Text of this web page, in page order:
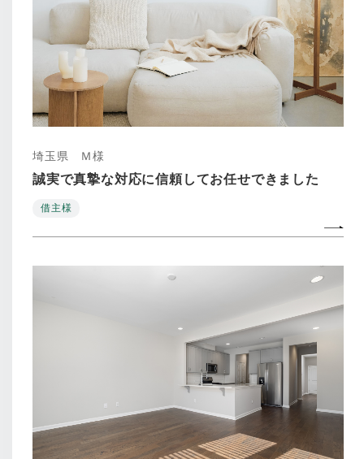
埼玉県 Ｍ様
誠実で真摯な対応に信頼してお任せできました
借主様